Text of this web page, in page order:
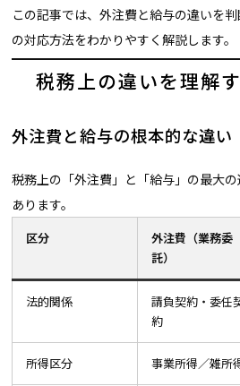
この記事では、外注費と給与の違いを
の対応方法をわかりやすく解説します。
税務上の違いを理解
外注費と給与の根本的な違い
税務上の「外注費」と「給与」の最大
あります。
区分
外注費（業務委
託）
法的関係
請負契約・委任
約
所得区分 事業所得／雑所